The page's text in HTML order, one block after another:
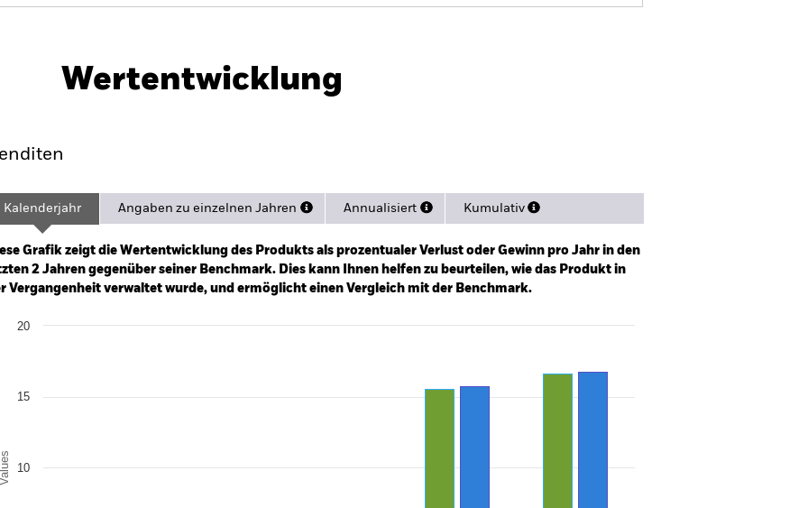
Eckdaten Managers
Wertentwicklung
2022-12-31 00:00:00 to 2026-07-31 00:00:00.
-60 to 120.
Kalenderjahr Angaben zu einzelnen Jahren Annualisiert Kumulativ
Grafik zeigt die Wertentwicklung des Produkts als prozentualer Verlust oder Gewinn pro Jahr in den
2 Jahren gegenüber seiner Benchmark. Dies kann Ihnen helfen zu beurteilen, wie das Produkt in
Vergangenheit verwaltet wurde, und ermöglicht einen Vergleich mit der Benchmark.
chart with 2 data series.
Values 10
15
20